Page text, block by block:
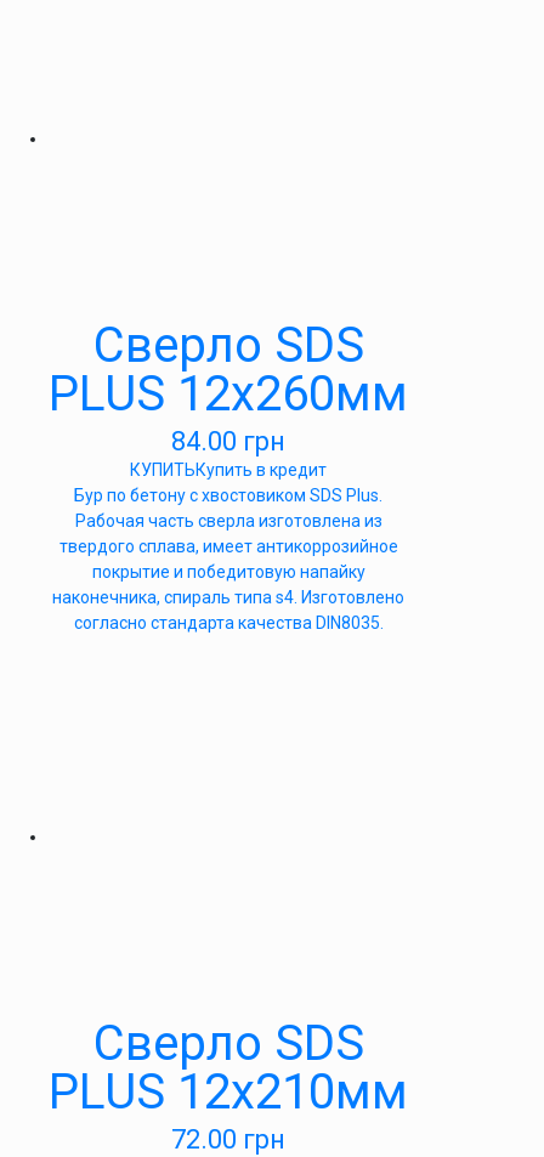
Сверло SDS
PLUS 12х260мм
84.00 грн
КУПИТЬКупить в кредит
Бур по бетону с хвостовиком SDS Plus.
Рабочая часть сверла изготовлена из
твердого сплава, имеет антикоррозийное
покрытие и победитовую напайку
наконечника, спираль типа s4. Изготовлено
согласно стандарта качества DIN8035.
Сверло SDS
PLUS 12х210мм
72.00 грн